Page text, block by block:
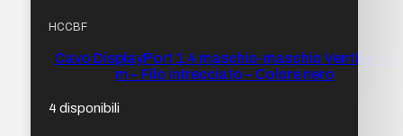
HCCBF
Cavo DisplayPort 1.4 maschio-maschio Vention – 1
m – Filo intrecciato – Colore nero
4 disponibili